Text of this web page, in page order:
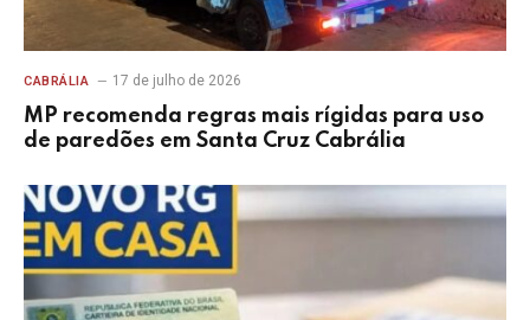
CABRÁLIA 17 de julho de 2026
MP recomenda regras mais rígidas para uso
de paredões em Santa Cruz Cabrália